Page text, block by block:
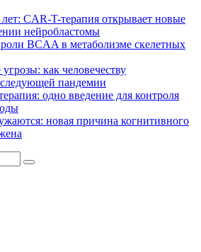
CAR-T-терапия открывает новые
нейробластомы
BCAA в метаболизме скелетных
как человечеству
следующей пандемии
одно введение для контроля
новая причина когнитивного